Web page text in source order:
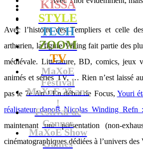
KISSA
STYLE
TECH
ZOOM
TV
MaXoE
Festival
MaXoE 25 ans
!
Festival de
Cannes
MaXoE Show
Games
Avec l’histoire des Templiers et celle
arthurien, la figure Viking fait partie des
médiévale. Littérature, BD, comics, jeux
animés et séries TV, … Rien n’est laissé
pas le 7e Art ! En début de Focus, Youri
réalisateur danois Nicolas Winding Refn
maintenant une présentation (non-
cinématographiques dédiées à l’univers